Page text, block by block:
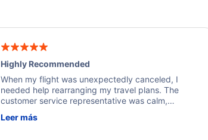
Highly Recommended
When my flight was unexpectedly canceled, I
needed help rearranging my travel plans. The
customer service representative was calm,
process. They quickly found alternative flight
Leer más